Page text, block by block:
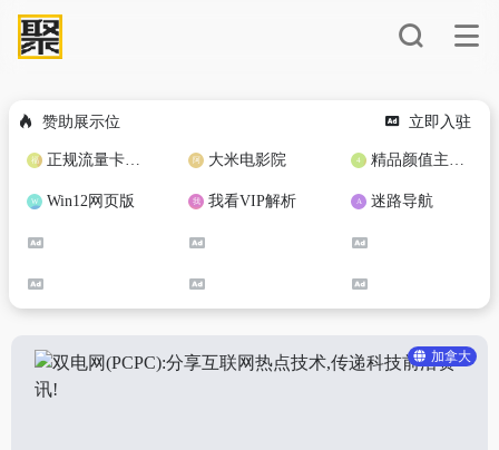
赞助展示位 立即入驻
正规流量卡免费加盟合作 大米电影院 精品颜值主播定制
Win12网页版 我看VIP解析 迷路导航
加拿大